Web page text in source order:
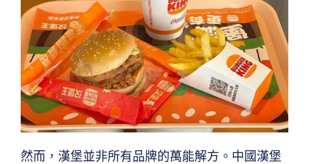
然而，漢堡並非所有品牌的萬能解方。中國漢堡